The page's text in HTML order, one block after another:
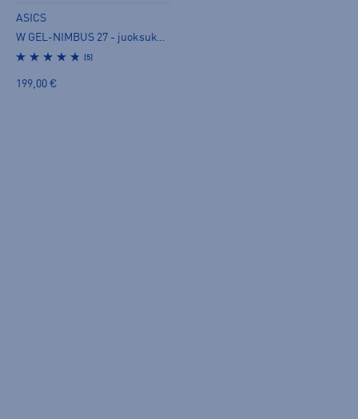
ASICS
W GEL-NIMBUS 27 - juoksukengät
(5)
199,00 €